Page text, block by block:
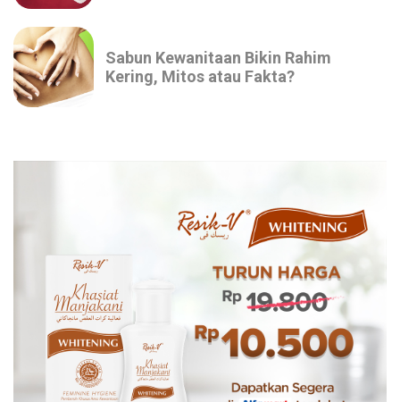
Sabun Kewanitaan Bikin Rahim
Kering, Mitos atau Fakta?